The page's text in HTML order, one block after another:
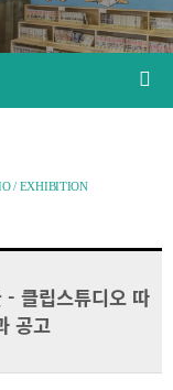
/ EXHIBITION
클립스튜디오 따
공고